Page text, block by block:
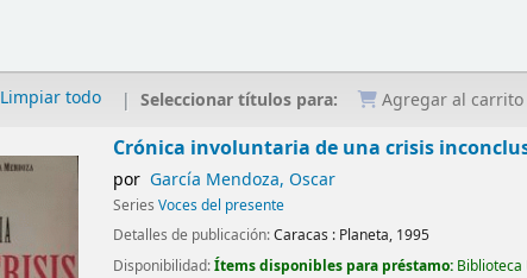
Limpiar todo Seleccionar títulos para: Agregar al carrito
Crónica involuntaria de una crisis
por García Mendoza, Oscar
SeriesVoces del presente
Detalles de publicación:Caracas : Planeta, 1995
Disponibilidad:Ítems disponibles para préstamo: